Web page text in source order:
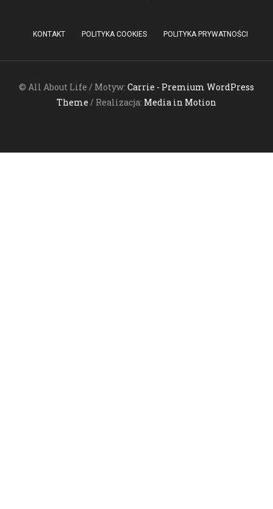
KONTAKT POLITYKA COOKIES POLITYKA PRYWATNOŚCI
© All About Life / Motyw: Carrie - Premium WordPress
Theme / Realizacja: Media in Motion